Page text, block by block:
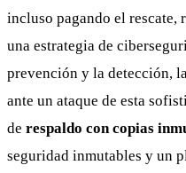
incluso pagando el rescate,
una estrategia de
prevención y la detección,
ante un ataque de esta
de respaldo con copias
seguridad inmutables y un